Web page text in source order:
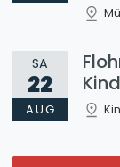
SA
22
AUG